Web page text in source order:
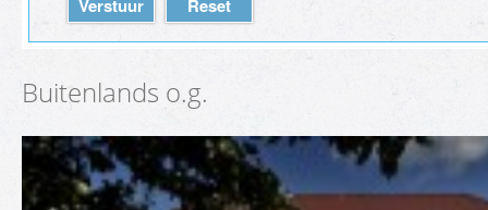
Verstuur Reset
Buitenlands o.g.